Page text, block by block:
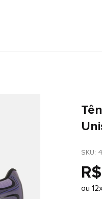
SKU:
R$
ou12